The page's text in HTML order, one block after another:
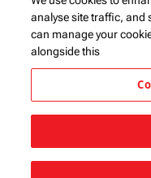
analyse site traffic, and
can manage your
alongside this